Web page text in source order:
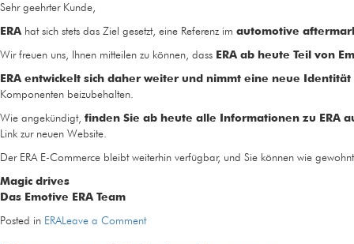
Sehr geehrter Kunde,
ERA hat sich stets das Ziel gesetzt, eine Referenz im automotive
Wir freuen uns, Ihnen mitteilen zu können, dass ERA ab heute Teil von
ERA entwickelt sich daher weiter und nimmt eine neue Identität
Komponenten beizubehalten.
Wie angekündigt, finden Sie ab heute alle Informationen zu ERA
Link zur neuen Website.
Der ERA E-Commerce bleibt weiterhin verfügbar, und Sie können wie
Magic drives
Das Emotive ERA Team
Posted in ERALeave a Commenton